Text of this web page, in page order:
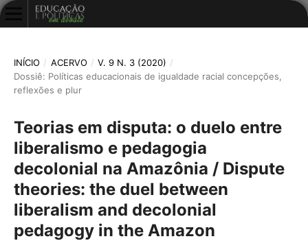
INÍCIO / ACERVO / V. 9 N. 3 (2020) /
Dossiê: Políticas educacionais de igualdade racial concepções,
reflexões e plur
Teorias em disputa: o duelo entre
liberalismo e pedagogia
decolonial na Amazônia / Dispute
theories: the duel between
liberalism and decolonial
pedagogy in the Amazon